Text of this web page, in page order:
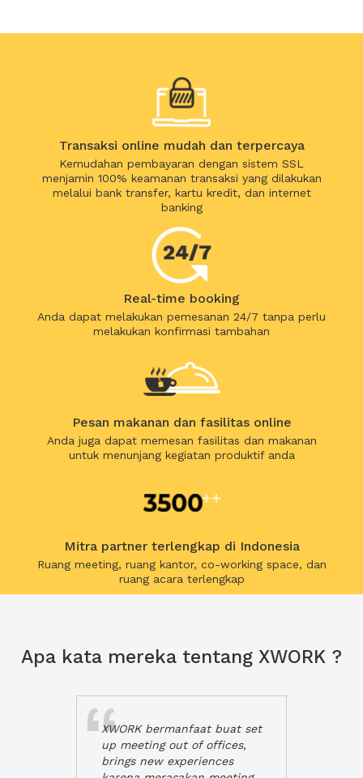
Transaksi online mudah dan terpercaya
Kemudahan pembayaran dengan sistem SSL
menjamin 100% keamanan transaksi yang dilakukan
melalui bank transfer, kartu kredit, dan internet
banking
Real-time booking
Anda dapat melakukan pemesanan 24/7 tanpa perlu
melakukan konfirmasi tambahan
Pesan makanan dan fasilitas online
Anda juga dapat memesan fasilitas dan makanan
untuk menunjang kegiatan produktif anda
Mitra partner terlengkap di Indonesia
Ruang meeting, ruang kantor, co-working space, dan
ruang acara terlengkap
Apa kata mereka tentang XWORK ?
XWORK bermanfaat buat set
up meeting out of offices,
brings new experiences